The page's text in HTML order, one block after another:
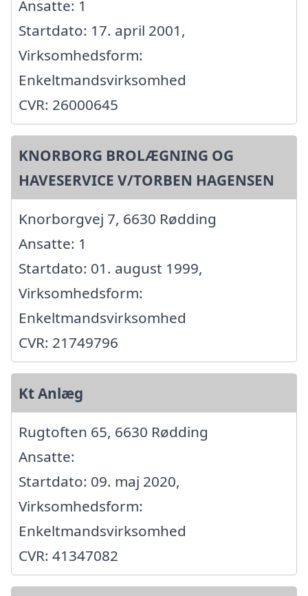
Ansatte: 1
Startdato: 17. april 2001,
Virksomhedsform:
Enkeltmandsvirksomhed
CVR: 26000645
KNORBORG BROLÆGNING OG
HAVESERVICE V/TORBEN HAGENSEN
Knorborgvej 7, 6630 Rødding
Ansatte: 1
Startdato: 01. august 1999,
Virksomhedsform:
Enkeltmandsvirksomhed
CVR: 21749796
Kt Anlæg
Rugtoften 65, 6630 Rødding
Ansatte:
Startdato: 09. maj 2020,
Virksomhedsform:
Enkeltmandsvirksomhed
CVR: 41347082